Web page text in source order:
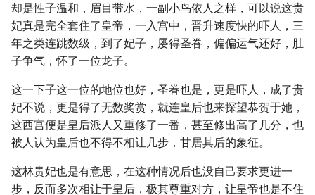
却是性子温和，眉目带水，一副小鸟依人之样，可以说这贵
妃真是完全套住了皇帝，一入宫中，晋升速度快的吓人，三
年之类连跳数级，到了妃子，屡得圣眷，偏偏运气还好，肚
子争气，怀了一位龙子。
这一下子这一位的地位也好，圣眷也是，更是吓人，成了贵
妃不说，更是得了无数奖赏，就连皇后也来探望恭贺于她，
这西宫便是皇后派人又重修了一番，甚至修出高了几分，也
被人认为皇后也不得不相让几步，甘居其后的象征。
这林贵妃也是有意思，在这种情况后也没自己要求更进一
步，反而多次相让于皇后，极其尊重对方，让皇帝也是不住